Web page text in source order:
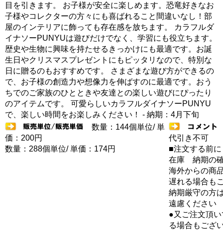
目を引きます。 お子様が安全に楽しめます。恐竜好きなお
子様やコレクターの方々にも喜ばれること間違いなし！部
屋のインテリアに飾っても存在感を放ちます。 カラフルダ
イナソーPUNYUは遊びだけでなく、学習にも役立ちます。
歴史や生物に興味を持たせるきっかけにも最適です。お誕
生日やクリスマスプレゼントにもピッタリなので、特別な
日に贈るのもおすすめです。 さまざまな遊び方ができるの
で、お子様の創造力や想像力を伸ばすのに最適です。おう
ちでのご家族のひとときや友達との楽しい遊びにぴったり
のアイテムです。 可愛らしいカラフルダイナソーPUNYU
で、楽しい時間をお楽しみください！ - 納期：4月下旬
数量：144個単位/ 単
価：200円
数量：288個単位/ 単価：174円
代引き不可
■注文する前に
在庫 納期の
海外からの商
遅れる場合も
納期厳守の方
遠慮ください
●又ご注文頂
る場合もござ